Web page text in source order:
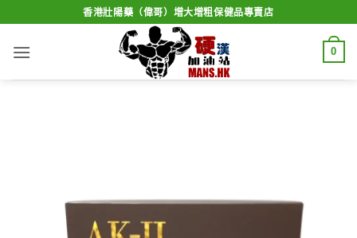
to
content
香港壯陽藥（偉哥）增大增粗保健品專賣店
0